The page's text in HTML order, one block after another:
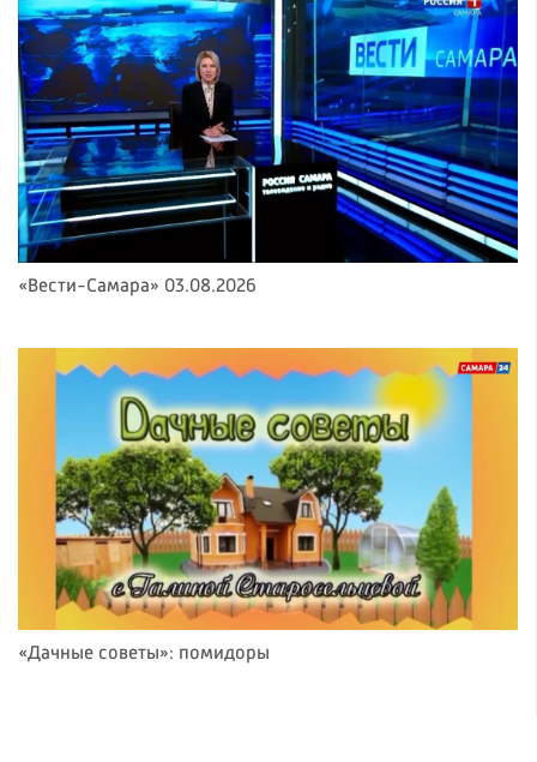
«Вести-Самара» 03.08.2026
«Дачные советы»: помидоры